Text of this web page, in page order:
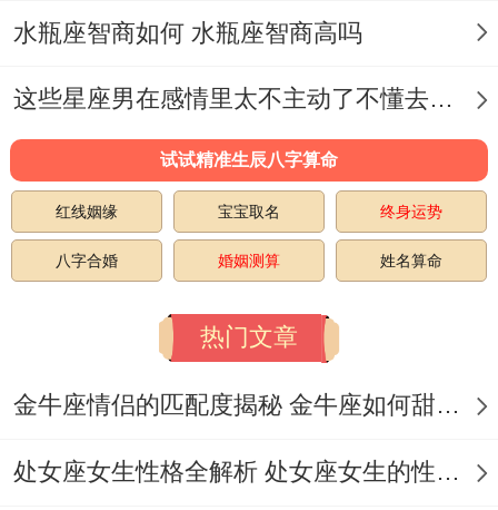
当夜幕降临时试试看留意社交平台上的某个
狮子座今日运势星座屋2025年9月13日露出
来~晚间九点前后也许出现主要人脉链接~就
像某位创业者在这个时间点收到行业大佬的
私信，马上促成了跨年合作项目.
在像星象下发现了改变教学方式的线上资源
有准备的狮子。
这个例外的日子就像为你量身定制的演出服
水瓶座智商如何 水瓶座智商高吗
这些星座男在感情里太不主动了不懂去爱 这些星座男在感情中排第几
试试精准生辰八字算命
红线姻缘 宝宝取名 终身运势
八字合婚 婚姻测算 姓名算命
热门文章
金牛座情侣的匹配度揭秘 金牛座如何甜蜜恋爱
处女座女生性格全解析 处女座女生的性格是什么样的